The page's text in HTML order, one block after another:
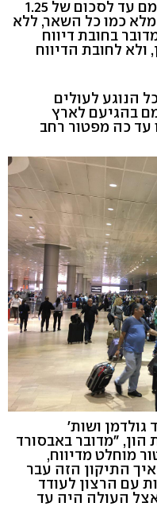
בגין כסף ושווה כסף שנשאו עימם עד לסכום של 1.25
מלא כמו כל השאר, ללא
בחובת דיווח
ולא לחובת הדיווח
הנוגע לעולים
בהגיעם לארץ
עד כה מפטור רחב
גולדמן ושות'
"מדובר באבסורד
מוחלט מדיווח,
התיקון הזה עבר
עם הרצון לעודד
העולה היה עד